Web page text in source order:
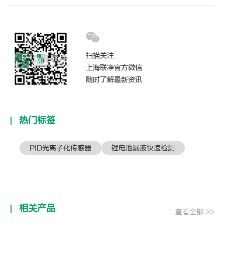
扫描关注
上海联净官方微信
随时了解最新资讯
热门标签
PID光离子化传感器 锂电池漏液快速检测
相关产品 查看全部 >>